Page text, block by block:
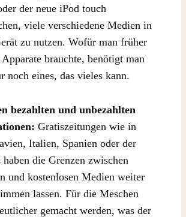
der neue iPod touch
viele verschiedene Medien in
zu nutzen. Wofür man früher
Apparate brauchte, benötigt man
noch eines, das vieles kann.
bezahlten und unbezahlten
Gratiszeitungen wie in
Italien, Spanien oder der
haben die Grenzen zwischen
und kostenlosen Medien weiter
lassen. Für die Meschen
gemacht werden, was der